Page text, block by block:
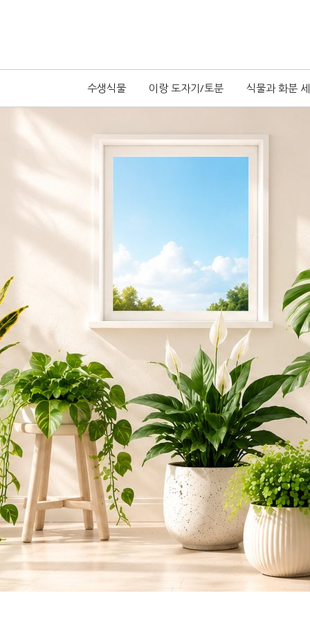
수생식물 이랑 도자기/토분 식물과 화분